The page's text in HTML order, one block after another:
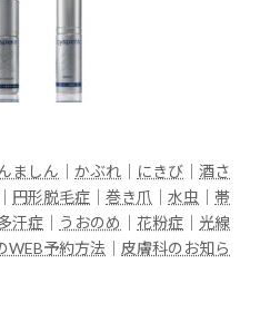
ましん かぶれ にきび
酒さ
円形脱毛症 巻き爪 水虫
帯
汗症 うおのめ 花粉症
光線
WEB予約方法
皮膚科のお知ら